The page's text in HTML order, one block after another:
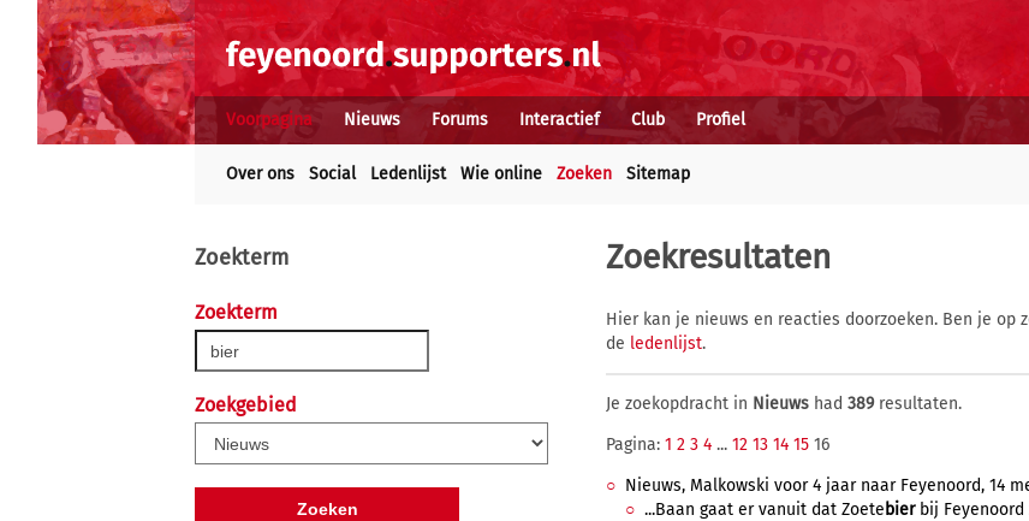
Voorpagina Nieuws Forums Interactief Club Profiel
Over ons Social Ledenlijst Wie online Zoeken Sitemap
Zoekterm
Zoekterm
Zoekgebied
Zoekresultaten
Hier kan je nieuws en reacties doorzoeken. Ben je op
de ledenlijst.
Je zoekopdracht in Nieuws had 389resultaten.
Pagina: 1 2 3 4 ... 12 13 14 15 16
Nieuws, Malkowski voor 4 jaar naar Feyenoord, 14
...Baan gaat er vanuit dat Zoete bierbij Feyenoord